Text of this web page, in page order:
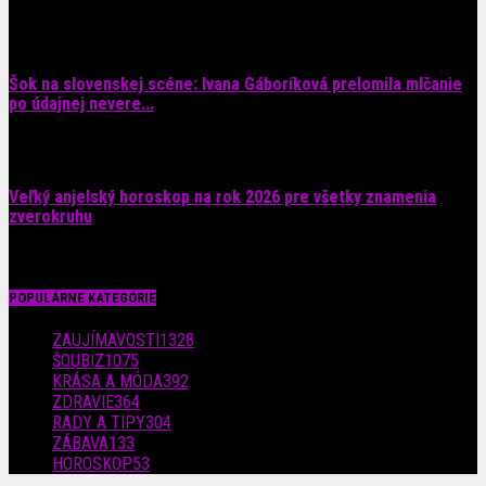
Šok na slovenskej scéne: Ivana Gáboríková prelomila mlčanie
po údajnej nevere...
Veľký anjelský horoskop na rok 2026 pre všetky znamenia
zverokruhu
POPULÁRNE KATEGÓRIE
ZAUJÍMAVOSTI1328
ŠOUBIZ1075
KRÁSA A MÓDA392
ZDRAVIE364
RADY A TIPY304
ZÁBAVA133
HOROSKOP53